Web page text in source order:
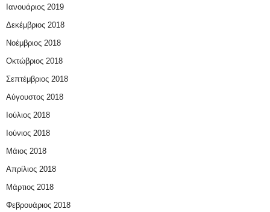
Ιανουάριος 2019
Δεκέμβριος 2018
Νοέμβριος 2018
Οκτώβριος 2018
Σεπτέμβριος 2018
Αύγουστος 2018
Ιούλιος 2018
Ιούνιος 2018
Μάιος 2018
Απρίλιος 2018
Μάρτιος 2018
Φεβρουάριος 2018